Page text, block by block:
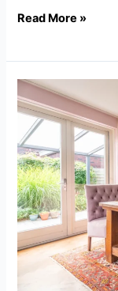
Read More »
FL104.Lelystad